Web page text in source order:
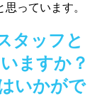
っています。
タッフと
ますか？
いかがで